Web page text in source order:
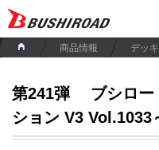
商品情報 デッ
第241弾
ブシロー
ション V3 Vol.1033